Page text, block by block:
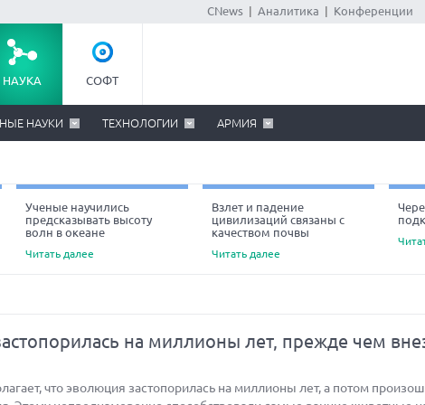
CNews Аналитика Конференции
НАУКА СОФТ
НАУКИ ТЕХНОЛОГИИ АРМИЯ
Ученые научились
предсказывать высоту
волн в океане
Читать далее
Взлет и падение
цивилизаций связаны с
качеством почвы
Читать далее
на миллионы лет, прежде чем
что эволюция застопорилась на миллионы лет, а потом